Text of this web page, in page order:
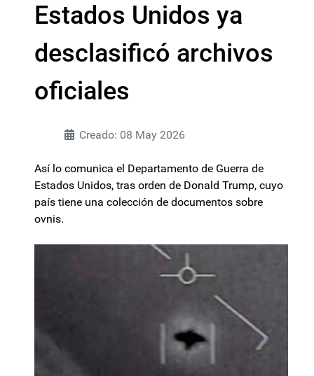
Estados Unidos ya
desclasificó archivos
oficiales
Creado: 08 May 2026
Así lo comunica el Departamento de Guerra de
Estados Unidos, tras orden de Donald Trump, cuyo
país tiene una colección de documentos sobre
ovnis.